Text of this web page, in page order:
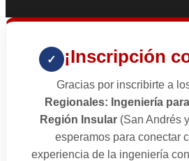
✓ ¡Inscripción
Gracias por inscribirte a
Regionales: Ingeniería
Región Insular (San Andrés
esperamos para conectar
experiencia de la ingeniería